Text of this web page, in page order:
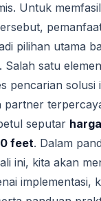
Untuk
pilihan utama
Salah satu
pencarian solusi
partner
seputar
feet. Dalam
ini, kita akan
implementasi,